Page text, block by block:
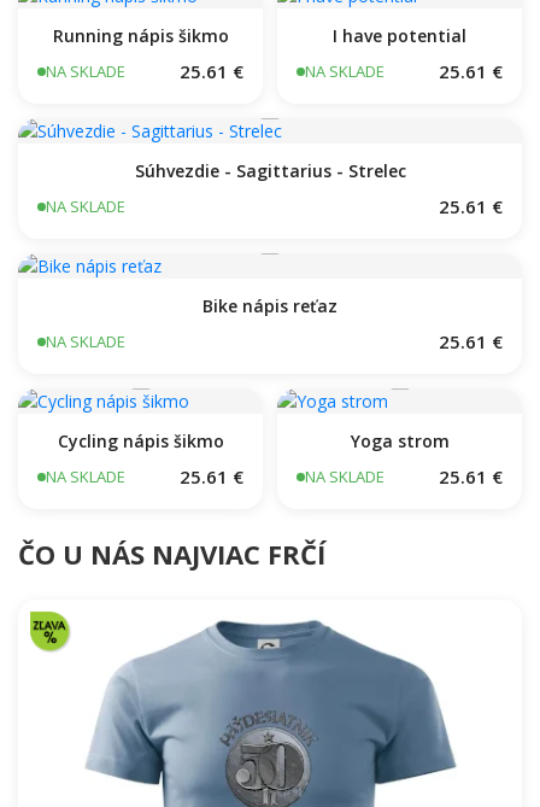
Running nápis šikmo
NA SKLADE 25.61 €
I have potential
NA SKLADE 25.61 €
Súhvezdie - Sagittarius - Strelec
NA SKLADE 25.61 €
Bike nápis reťaz
NA SKLADE 25.61 €
Cycling nápis šikmo
NA SKLADE 25.61 €
Yoga strom
NA SKLADE 25.61 €
ČO U NÁS NAJVIAC FRČÍ